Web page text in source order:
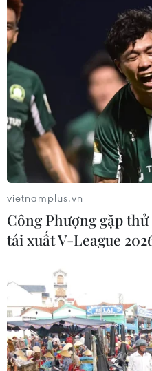
vietnamplus.vn
Công Phượng gặp
tái xuất V-League